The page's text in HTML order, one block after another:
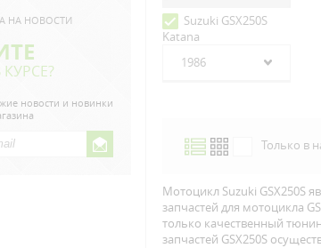
НА НОВОСТИ
новости и новинки
Suzuki GSX250S
Katana
1986
Только в
Мотоцикл Suzuki GSX250S
запчастей для мотоцикла
только качественный
запчастей GSX250S